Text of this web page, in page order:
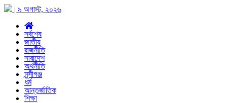
| ৯ অগাস্ট, ২০২৬
সর্বশেষ
জাতীয়
রাজনীতি
সারাদেশ
অর্থনীতি
মুন্সীগঞ্জ
ধর্ম
আন্তর্জাতিক
শিক্ষা